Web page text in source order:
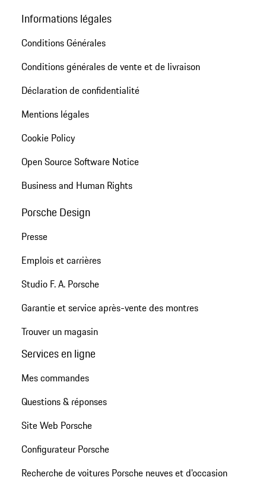
Informations légales
Conditions Générales
Conditions générales de vente et de livraison
Déclaration de confidentialité
Mentions légales
Cookie Policy
Open Source Software Notice
Business and Human Rights
Porsche Design
Presse
Emplois et carrières
Studio F. A. Porsche
Garantie et service après-vente des montres
Trouver un magasin
Services en ligne
Mes commandes
Questions & réponses
Site Web Porsche
Configurateur Porsche
Recherche de voitures Porsche neuves et d'occasion